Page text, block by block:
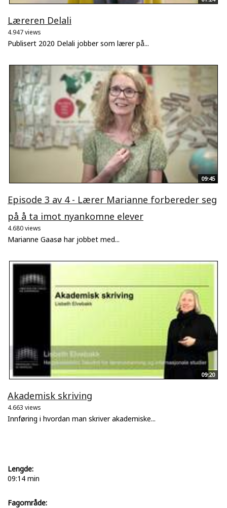
Læreren Delali
4.947 views
Publisert 2020 Delali jobber som lærer på...
09:45
Episode 3 av 4 - Lærer Marianne forbereder seg
på å ta imot nyankomne elever
4.680 views
Marianne Gaasø har jobbet med...
09:20
Akademisk skriving
4.663 views
Innføring i hvordan man skriver akademiske...
Lengde:
09:14 min
Fagområde: